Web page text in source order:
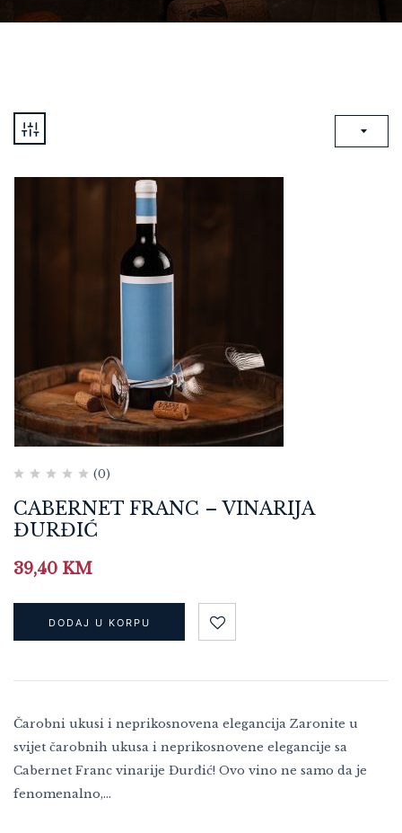
(0)
CABERNET FRANC – VINARIJA
ĐURĐIĆ
39,40 KM
DODAJ U KORPU
Čarobni ukusi i neprikosnovena elegancija Zaronite u
svijet čarobnih ukusa i neprikosnovene elegancije sa
Cabernet Franc vinarije Đurđić! Ovo vino ne samo da je
fenomenalno,…